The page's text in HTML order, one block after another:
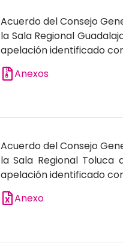
Acuerdo del Consejo
la Sala Regional
apelación identificado
Anexos
Acuerdo del Consejo
la Sala Regional
apelación identificado
Anexo